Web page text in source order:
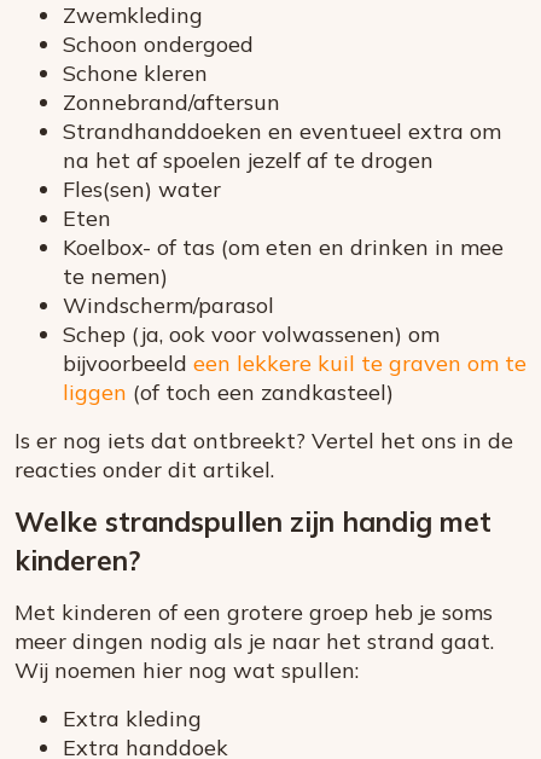
Zwemkleding
Schoon ondergoed
Schone kleren
Zonnebrand/aftersun
Strandhanddoeken en eventueel extra om
na het af spoelen jezelf af te drogen
Fles(sen) water
Eten
Koelbox- of tas (om eten en drinken in mee
te nemen)
Windscherm/parasol
Schep (ja, ook voor volwassenen) om
bijvoorbeeld een lekkere kuil te graven om te
liggen (of toch een zandkasteel)
Is er nog iets dat ontbreekt? Vertel het ons in de
reacties onder dit artikel.
Welke strandspullen zijn handig met
kinderen?
Met kinderen of een grotere groep heb je soms
meer dingen nodig als je naar het strand gaat.
Wij noemen hier nog wat spullen:
Extra kleding
Extra handdoek